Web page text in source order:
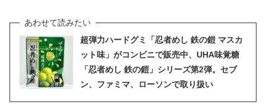
超弾力ハードグミ「忍者めし 鉄の鎧 マスカ
ット味」がコンビニで販売中、UHA味覚糖
「忍者めし 鉄の鎧」シリーズ第2弾。セブ
ン、ファミマ、ローソンで取り扱い